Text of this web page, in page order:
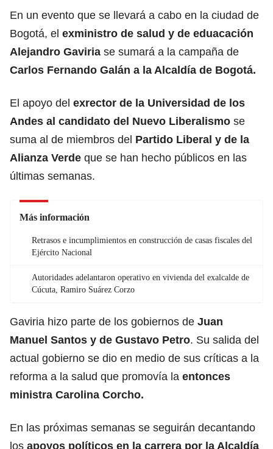
En un evento que se llevará a cabo en la ciudad de
Bogotá, el exministro de salud y de eduacación
Alejandro Gaviria se sumará a la campaña de
Carlos Fernando Galán a la Alcaldía de Bogotá.
El apoyo del exrector de la Universidad de los
Andes al candidato del Nuevo Liberalismo se
suma al de miembros del Partido Liberal y de la
Alianza Verde que se han hecho públicos en las
últimas semanas.
Más información
Retrasos e incumplimientos en construcción de casas fiscales del
Ejército Nacional
Autoridades adelantaron operativo en vivienda del exalcalde de
Cúcuta, Ramiro Suárez Corzo
Gaviria hizo parte de los gobiernos de Juan
Manuel Santos y de Gustavo Petro. Su salida del
actual gobierno se dio en medio de sus críticas a la
reforma a la salud que promovía la entonces
ministra Carolina Corcho.
En las próximas semanas se seguirán decantando
los apoyos políticos en la carrera por la Alcaldía